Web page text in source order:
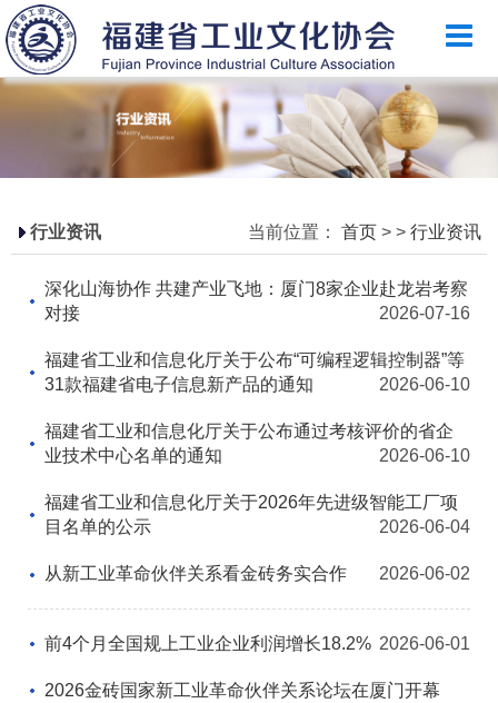
首页
乐竞（中国）简介
政策法规
国家政策
工业视频
乐竞（中国）月刊
联系我们
行业资讯 当前位置： 首页 > > 行业资讯
深化山海协作 共建产业飞地：厦门8家企业赴龙岩考察
对接
2026-07-16
福建省工业和信息化厅关于公布“可编程逻辑控制器”等
31款福建省电子信息新产品的通知
2026-06-10
福建省工业和信息化厅关于公布通过考核评价的省企
业技术中心名单的通知
2026-06-10
福建省工业和信息化厅关于2026年先进级智能工厂项
目名单的公示
2026-06-04
从新工业革命伙伴关系看金砖务实合作 2026-06-02
前4个月全国规上工业企业利润增长18.2% 2026-06-01
2026金砖国家新工业革命伙伴关系论坛在厦门开幕